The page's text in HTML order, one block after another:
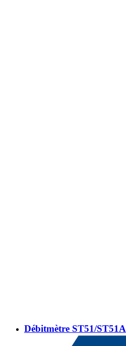
Débitmètre ST51/ST51A